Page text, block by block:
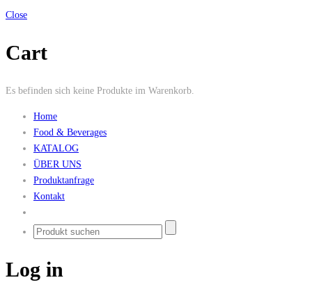
Close
Cart
Es befinden sich keine Produkte im Warenkorb.
Home
Food & Beverages
KATALOG
ÜBER UNS
Produktanfrage
Kontakt
Log in